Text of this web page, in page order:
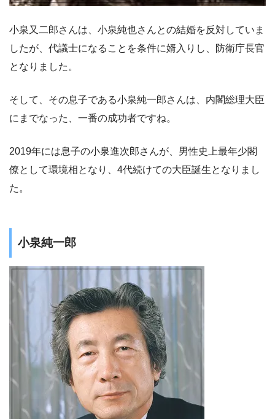
小泉又二郎さんは、小泉純也さんとの結婚を反対していま
したが、代議士になることを条件に婿入りし、防衛庁長官
となりました。
そして、その息子である小泉純一郎さんは、内閣総理大臣
にまでなった、一番の成功者ですね。
2019年には息子の小泉進次郎さんが、男性史上最年少閣
僚として環境相となり、4代続けての大臣誕生となりまし
た。
小泉純一郎